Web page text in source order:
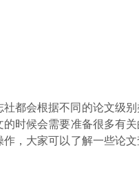
都会根据不同的论文级
时候会需要准备很多有
，大家可以了解一些论